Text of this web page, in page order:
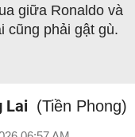
giữa Ronaldo và
cũng phải gật gù.
Lai (Tiền Phong)